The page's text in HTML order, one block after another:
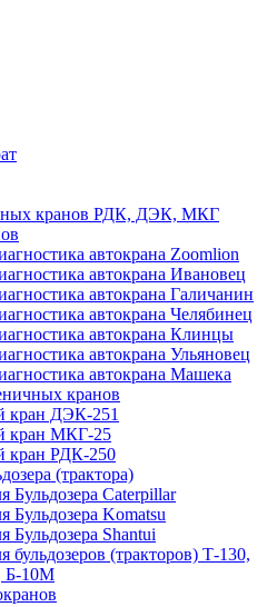
кранов РДК, ДЭК, МКГ
автокрана Zoomlion
автокрана Ивановец
автокрана Галичанин
автокрана Челябинец
автокрана Клинцы
автокрана Ульяновец
автокрана Машека
кранов
кран ДЭК-251
кран МКГ-25
кран РДК-250
(трактора)
Бульдозера Caterpillar
Бульдозера Komatsu
Бульдозера Shantui
бульдозеров (тракторов) Т-130,
Б-10М